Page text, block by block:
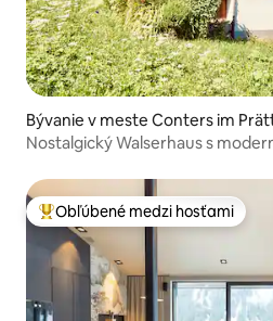
Bývanie v meste Conters im
Nostalgický Walserhaus s
Najobľúbenejšie medzi hosťami
Obľúbené medzi hosťami